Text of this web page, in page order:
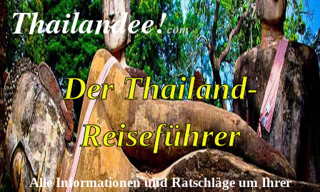
Thailandee!com
Der Thailand-
Reiseführer
Alle Informationen und Ratschläge um Ihrer